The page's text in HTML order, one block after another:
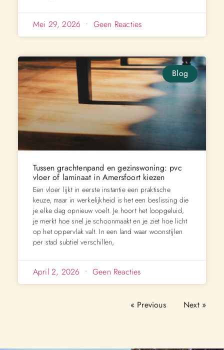
Mei 29, 2026 Geen Reacties
Blog
Tussen grachtenpand en gezinswoning: pvc
vloer of laminaat in Amersfoort kiezen
Een vloer lijkt in eerste instantie een praktische
keuze, maar in werkelijkheid is het een beslissing die
je elke dag opnieuw voelt. Je hoort het loopgeluid,
je merkt hoe snel je schoonmaakt en je ziet hoe licht
op het oppervlak valt. In een land waar woonstijlen
per stad subtiel verschillen,
April 2, 2026 Geen Reacties
« Previous Next »